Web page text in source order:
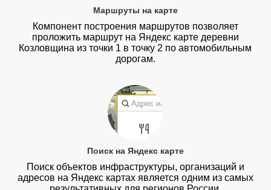
Маршруты на карте
Компонент построения маршрутов позволяет
проложить маршрут на Яндекс карте деревни
Козловщина из точки 1 в точку 2 по автомобильным
дорогам.
Поиск на Яндекс карте
Поиск объектов инфраструктуры, организаций и
адресов на Яндекс картах является одним из самых